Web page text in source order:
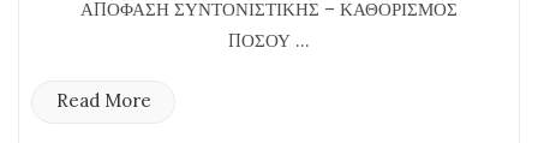
ΑΠΟΦΑΣΗ ΣΥΝΤΟΝΙΣΤΙΚΗΣ – ΚΑΘΟΡΙΣΜΟΣ
ΠΟΣΟΥ ...
Read More